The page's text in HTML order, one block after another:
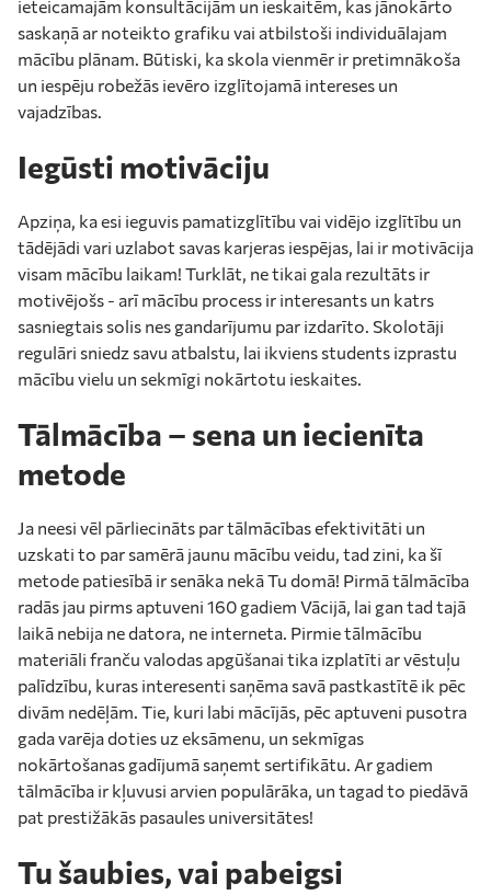
ieteicamajām konsultācijām un ieskaitēm, kas jānokārto
saskaņā ar noteikto grafiku vai atbilstoši individuālajam
mācību plānam. Būtiski, ka skola vienmēr ir pretimnākoša
un iespēju robežās ievēro izglītojamā intereses un
vajadzības.
Iegūsti motivāciju
Apziņa, ka esi ieguvis pamatizglītību vai vidējo izglītību un
tādējādi vari uzlabot savas karjeras iespējas, lai ir motivācija
visam mācību laikam! Turklāt, ne tikai gala rezultāts ir
motivējošs - arī mācību process ir interesants un katrs
sasniegtais solis nes gandarījumu par izdarīto. Skolotāji
regulāri sniedz savu atbalstu, lai ikviens students izprastu
mācību vielu un sekmīgi nokārtotu ieskaites.
Tālmācība – sena un iecienīta
metode
Ja neesi vēl pārliecināts par tālmācības efektivitāti un
uzskati to par samērā jaunu mācību veidu, tad zini, ka šī
metode patiesībā ir senāka nekā Tu domā! Pirmā tālmācība
radās jau pirms aptuveni 160 gadiem Vācijā, lai gan tad tajā
laikā nebija ne datora, ne interneta. Pirmie tālmācību
materiāli franču valodas apgūšanai tika izplatīti ar vēstuļu
palīdzību, kuras interesenti saņēma savā pastkastītē ik pēc
divām nedēļām. Tie, kuri labi mācījās, pēc aptuveni pusotra
gada varēja doties uz eksāmenu, un sekmīgas
nokārtošanas gadījumā saņemt sertifikātu. Ar gadiem
tālmācība ir kļuvusi arvien populārāka, un tagad to piedāvā
pat prestižākās pasaules universitātes!
Tu šaubies, vai pabeigsi